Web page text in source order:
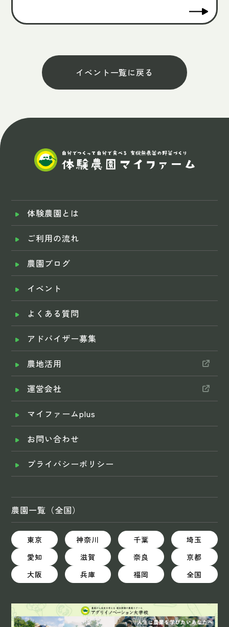
イベント一覧に戻る
体験農園とは
ご利用の流れ
農園ブログ
イベント
よくある質問
アドバイザー募集
農地活用
運営会社
マイファームplus
お問い合わせ
プライバシーポリシー
農園一覧（全国）
東京 神奈川 千葉
埼玉
愛知
滋賀 奈良
京都
大阪
兵庫 福岡 全国